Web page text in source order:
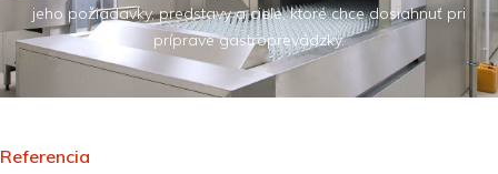
jeho požiadavky, predstavy a ciele, ktoré chce dosiahnuť pri
príprave gastroprevádzky.
Referencia